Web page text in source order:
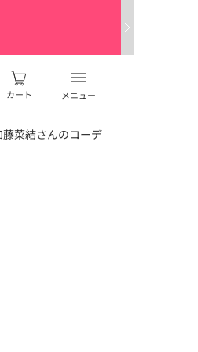
メニュー
カート
菜結さんのコーデ